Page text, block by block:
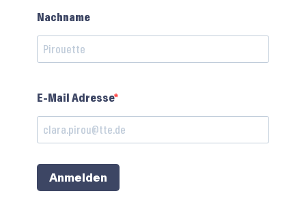
Nachname
E-Mail Adresse
Anmelden